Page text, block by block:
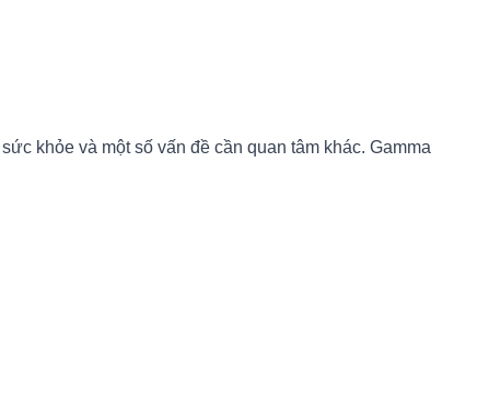
khỏe và một số vấn đề cần quan tâm khác. Gamma